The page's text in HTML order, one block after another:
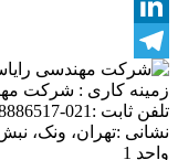
Gmail
LinkedIn
Telegram
زمینه کاری : شرکت
تلفن ثابت :021-88886517
نشانی :تهران، ونک،
واحد 1